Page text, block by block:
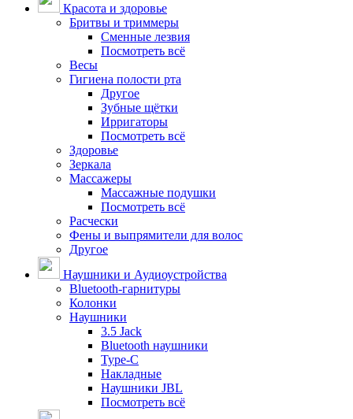
Красота и здоровье
Бритвы и триммеры
Сменные лезвия
Посмотреть всё
Весы
Гигиена полости рта
Другое
Зубные щётки
Ирригаторы
Посмотреть всё
Здоровье
Зеркала
Массажеры
Массажные подушки
Посмотреть всё
Расчески
Фены и выпрямители для волос
Другое
Наушники и Аудиоустройства
Bluetooth-гарнитуры
Колонки
Наушники
3.5 Jack
Bluetooth наушники
Type-C
Накладные
Наушники JBL
Посмотреть всё